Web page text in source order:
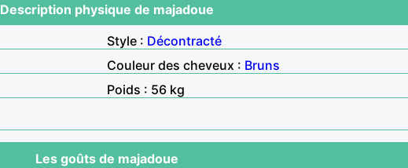
Description physique de majadoue
Style : Décontracté
Couleur des cheveux : Bruns
Poids : 56 kg
Les goûts de majadoue